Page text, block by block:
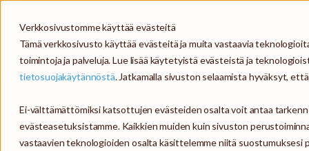
Verkkosivustomme käyttää evästeitä
Tämä verkkosivusto käyttää evästeitä ja muita vastaavia
toimintoja ja palveluja. Lue lisää käytetyistä evästeistä ja
tietosuojakäytännöstä. Jatkamalla sivuston selaamista hyväksyt,
Ei-välttämättömiksi katsottujen evästeiden osalta voit antaa
evästeasetuksistamme. Kaikkien muiden kuin sivuston
vastaavien teknologioiden osalta käsittelemme niitä suostumuksesi
Tietosuojaseloste (Suomeksi) ↓
Privacy policy (In English) ↓
Integritetspolicy (På Svenska) ↓